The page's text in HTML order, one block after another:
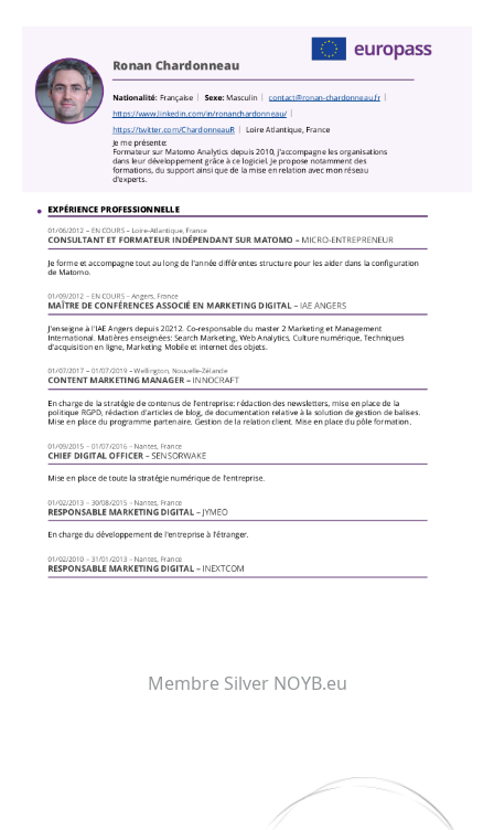
Membre Silver NOYB.eu